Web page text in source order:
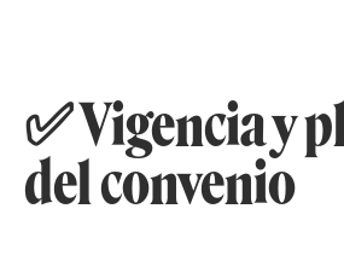
✅ Vigencia y
del convenio